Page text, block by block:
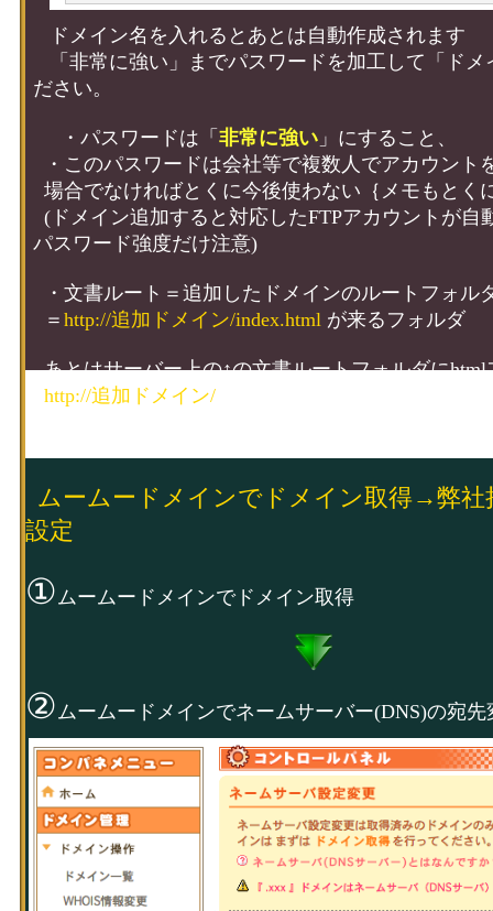
ドメイン名を入れるとあとは自動作成されます
「非常に強い」までパスワードを加工して「ドメ
ださい。
・パスワードは「 非常に強い 」にすること、
・このパスワードは会社等で複数人でアカウント
場合でなければとくに今後使わない｛メモもとく
(ドメイン追加すると対応したFTPアカウントが自
パスワード強度だけ注意)
・文書ルート＝追加したドメインのルートフォル
＝ http://追加ドメイン/index.html が来るフォルダ
あとはサーバー上の↑の文書ルートフォルダにhtml
http://追加ドメイン/
い!
ドメイン追加は反映まで時間がなぜかかかります
好きなように独自ドメインでサイト運営して
ムームードメインでドメイン取得→弊社
設定
①ムームードメインでドメイン取得
②ムームードメインでネームサーバー(DNS)の宛先